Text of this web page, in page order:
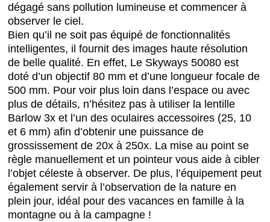
dégagé sans pollution lumineuse et commencer à
observer le ciel.
Bien qu’il ne soit pas équipé de fonctionnalités
intelligentes, il fournit des images haute résolution
de belle qualité. En effet, Le Skyways 50080 est
doté d’un objectif 80 mm et d’une longueur focale de
500 mm. Pour voir plus loin dans l’espace ou avec
plus de détails, n’hésitez pas à utiliser la lentille
Barlow 3x et l’un des oculaires accessoires (25, 10
et 6 mm) afin d’obtenir une puissance de
grossissement de 20x à 250x. La mise au point se
règle manuellement et un pointeur vous aide à cibler
l’objet céleste à observer. De plus, l’équipement peut
également servir à l’observation de la nature en
plein jour, idéal pour des vacances en famille à la
montagne ou à la campagne !